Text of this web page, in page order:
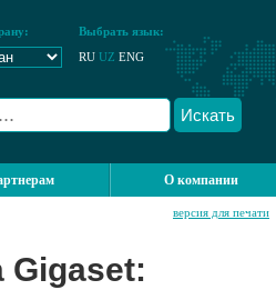
Выбрать язык:
RU UZ ENG
Искать
О компании
версия для печати
Gigaset: